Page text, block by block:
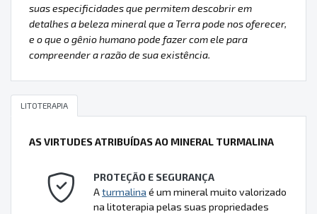
suas especificidades que permitem descobrir em
detalhes a beleza mineral que a Terra pode nos oferecer,
e o que o gênio humano pode fazer com ele para
compreender a razão de sua existência.
LITOTERAPIA
AS VIRTUDES ATRIBUÍDAS AO MINERAL TURMALINA
PROTEÇÃO E SEGURANÇA
Aturmalina é um mineral muito valorizado
na litoterapia pelas suas propriedades